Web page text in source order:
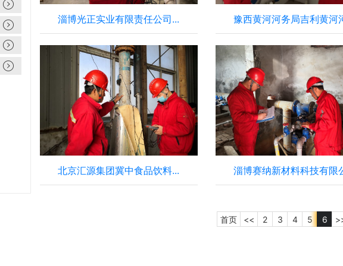
淄博光正实业有限责任公司... 豫西黄河河务局吉利黄河
北京汇源集团冀中食品饮料... 淄博赛纳新材料科技有限
首页 << 2 3 4 5 6